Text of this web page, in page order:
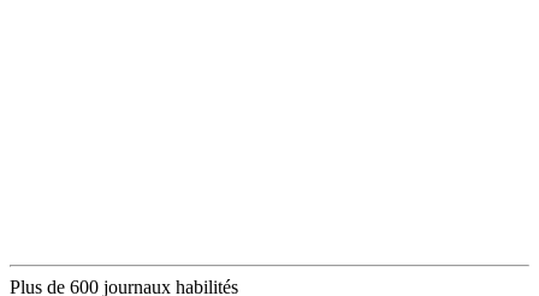
Plus de 600 journaux habilités